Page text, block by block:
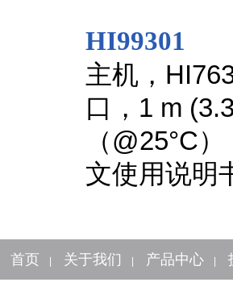
HI99301
主机，
口，1 m
（@25°C
文使用说明
首页 关于我们 产品中心